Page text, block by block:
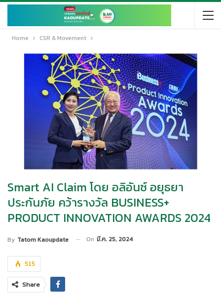
Home CSR & Movement
Smart AI Claim โดย อลิอันซ์ อยุธยา
ประกันภัย คว้ารางวัล BUSINESS+
PRODUCT INNOVATION AWARDS 2024
By Tatom Kaoupdate On มี.ค. 25, 2024
515
Share